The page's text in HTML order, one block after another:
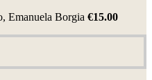
Emanuela Borgia €15.00